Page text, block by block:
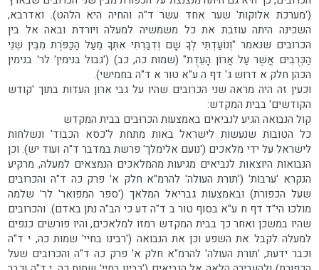
('מערכת אלוקות' שער אחד עשר ד"ה והחיה היא הלהט). ואדרבא,
השכינה היתה עוזבת את כל משמשיה למעלה ויורדת ובאה אל בין
הכרובים שנאמר "וְנוֹעַדְתִּי לְךָ שָׁם וְדִבַּרְתִּי אִתְּךָ מֵעַל הַכַּפֹּרֶת מִבֵּין שְׁנֵי
הַכְּרֻבִים אֲשֶׁר עַל אֲרוֹן הָעֵדֻת" (שמות כה, כב) ('גבול בנימין' לר' בנימין
הכהן חלק א דרוש ג' דף ה ע"א טור א ד"ה בחמישי).
וכעין זה היה מראה שני הכרובים שהיו על גבי ארון העדות בתוך 'קודש
הקודשים' בבית המקדש:
קול הנבואה הגיע לנביאים באמצעות הכרוּבים בבית המקדש
כל הטובות שנעשות לישראל באות מתחת ל'כסא הכבוד' ונשלחות
לישראל על ידי מלאכים ('נועם אלימלך' פרשת במדבר ד"ה ועוד יש). וכן
הנבואות היוצאות לנביאים מגיעות מהמלאכים הנמצאים למעלה, מרקיע
הנקרא 'ערבוֹת' ('תורת העולה' להרמ"א חלק א' פרק כה ד"ה והכרובים
שעל הכפורת) ובאמצעות גבריאל המלאך ('ספר המפואר' לר' שלמה
מולכו הי"ד דף ח ע"א בסוף טור ב ד"ה דע כי הב"ה נתן באדם). והכרובים
שהיו במשכן ואחר כך בבית המקדש רמזו למלאכים, והיו פורשׂים כנפים
למעלה לקבל את השפע וכן את הנבואה ('רבינו בחיי' שמות כה, י ד"ה
וכבר ידעת, 'תורת העולה' להרמ"א חלק א' פרק כה ד"ה והכרובים שעל